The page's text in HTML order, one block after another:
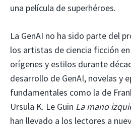
una película de superhéroes.
La GenAI no ha sido parte del
los artistas de ciencia ficción
orígenes y estilos durante
desarrollo de GenAI, novelas y
fundamentales como la de
Ursula K. Le Guin La mano
han llevado a los lectores a